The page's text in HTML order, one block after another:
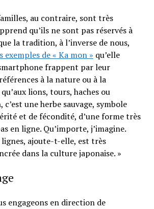
au contraire, sont très
qu’ils ne sont pas réservés à
la tradition, à l’inverse de nous,
exemples de « Ka mon » qu’elle
frappent par leur
à la nature ou à la
lions, tours, haches ou
c’est une herbe sauvage, symbole
et de fécondité, d’une forme très
en ligne. Qu’importe, j’imagine.
lignes, ajoute-t-elle, est très
dans la culture japonaise. »
engageons en direction de